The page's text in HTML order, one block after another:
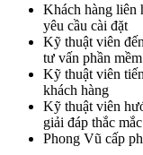
Khách hàng liên
yêu cầu cài đặt
Kỹ thuật viên
tư vấn phần
Kỹ thuật viên
khách hàng
Kỹ thuật viên
giải đáp thắc mắc
Phong Vũ cấp